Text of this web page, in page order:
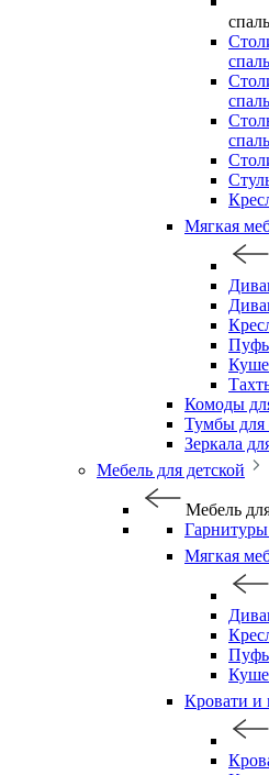
Мягкая
Пуфы
Комоды
Тумбы для
Зеркала
Мебель для детской
Мебель
Гарнитуры
Мягкая
Пуфы
Кровати и